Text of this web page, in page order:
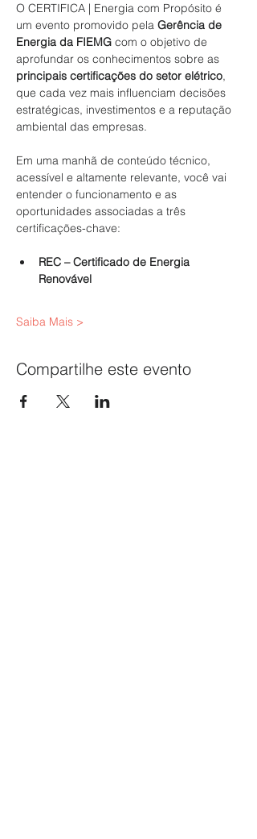
O CERTIFICA | Energia com Propósito é
um evento promovido pela Gerência de
Energia da FIEMG com o objetivo de
aprofundar os conhecimentos sobre as
principais certificações do setor elétrico,
que cada vez mais influenciam decisões
estratégicas, investimentos e a reputação
ambiental das empresas.
Em uma manhã de conteúdo técnico,
acessível e altamente relevante, você vai
entender o funcionamento e as
oportunidades associadas a três
certificações-chave:
REC – Certificado de Energia
Renovável
Saiba Mais >
Compartilhe este evento